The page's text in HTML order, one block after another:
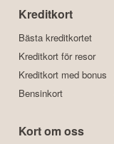
Kreditkort
Bästa kreditkortet
Kreditkort för resor
Kreditkort med bonus
Bensinkort
Kort om oss